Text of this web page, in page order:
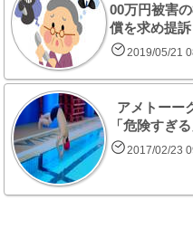
00万円被害
償を求め提訴
2019/05/21
アメトーー
「危険すぎ
2017/02/23